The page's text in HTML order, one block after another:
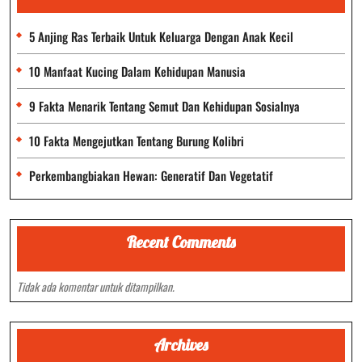
5 Anjing Ras Terbaik Untuk Keluarga Dengan Anak Kecil
10 Manfaat Kucing Dalam Kehidupan Manusia
9 Fakta Menarik Tentang Semut Dan Kehidupan Sosialnya
10 Fakta Mengejutkan Tentang Burung Kolibri
Perkembangbiakan Hewan: Generatif Dan Vegetatif
Recent Comments
Tidak ada komentar untuk ditampilkan.
Archives